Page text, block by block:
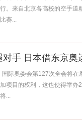
。来自北京各高校的空手道
赛...
对手 日本借东京奥
际奥委会第127次全会将在
项目的权利，这也使得举办
...